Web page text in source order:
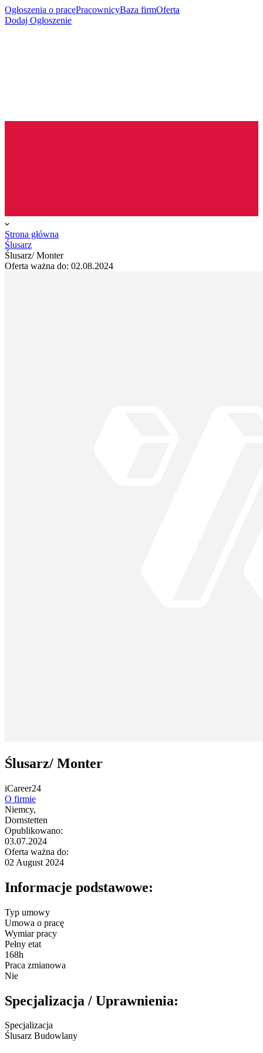
Ogłoszenia o pracęPracownicyBaza firmOferta
Dodaj Ogłoszenie
Strona główna
Ślusarz
Ślusarz/ Monter
Oferta ważna do: 02.08.2024
Ślusarz/ Monter
iCareer24
O firmie
Niemcy,
Dornstetten
Opublikowano:
03.07.2024
Oferta ważna do:
02 August 2024
Informacje podstawowe:
Typ umowy
Umowa o pracę
Wymiar pracy
Pełny etat
168h
Praca zmianowa
Nie
Specjalizacja / Uprawnienia:
Specjalizacja
Ślusarz Budowlany